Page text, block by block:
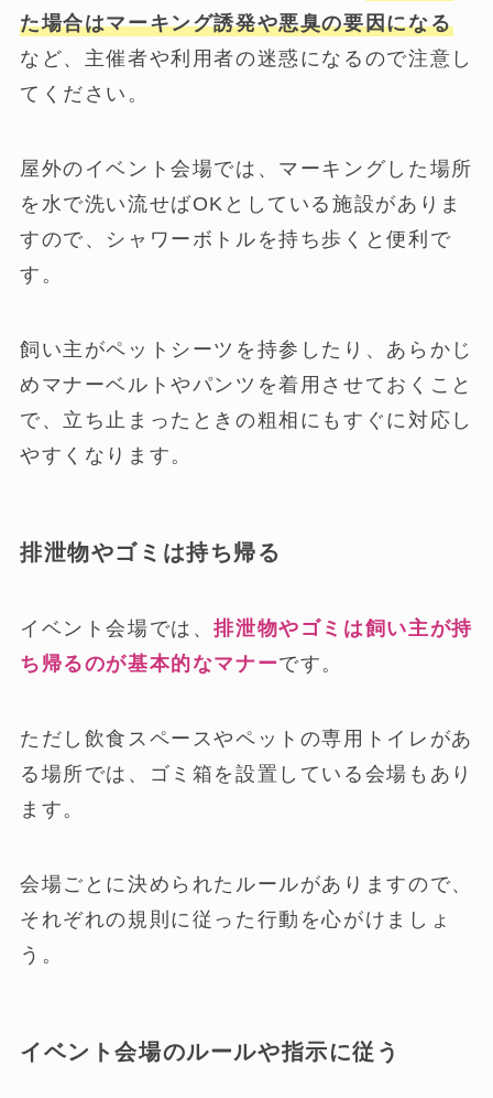
た場合はマーキング誘発や悪臭の要因になる
など、主催者や利用者の迷惑になるので注意し
てください。
屋外のイベント会場では、マーキングした場所
を水で洗い流せばOKとしている施設がありま
すので、シャワーボトルを持ち歩くと便利で
す。
飼い主がペットシーツを持参したり、あらかじ
めマナーベルトやパンツを着用させておくこと
で、立ち止まったときの粗相にもすぐに対応し
やすくなります。
排泄物やゴミは持ち帰る
イベント会場では、排泄物やゴミは飼い主が持
ち帰るのが基本的なマナーです。
ただし飲食スペースやペットの専用トイレがあ
る場所では、ゴミ箱を設置している会場もあり
ます。
会場ごとに決められたルールがありますので、
それぞれの規則に従った行動を心がけましょ
う。
イベント会場のルールや指示に従う